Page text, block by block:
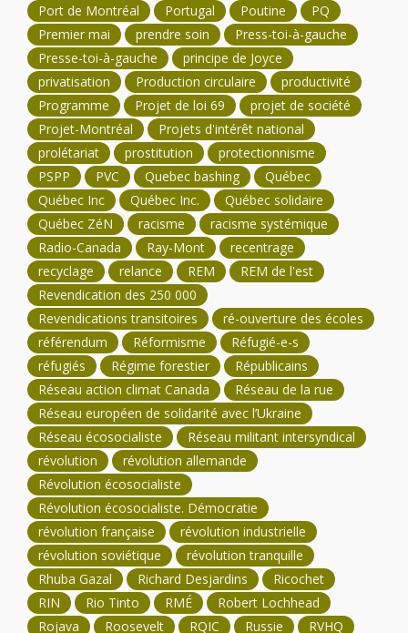
Port de Montréal
Portugal Poutine
PQ
Premier mai
prendre soin
Press-toi-à-gauche
Presse-toi-à-gauche
principe de Joyce
privatisation
Production circulaire
productivité
Programme
Projet de loi 69
projet de société
Projet-Montréal
Projets d'intérêt national
prolétariat
prostitution
protectionnisme
PSPP
PVC Quebec bashing
Québec
Québec Inc
Québec Inc.
Québec solidaire
Québec ZéN
racisme
racisme systémique
Radio-Canada
Ray-Mont
recentrage
recyclage
relance REM
REM de l'est
Revendication des 250 000
Revendications transitoires
ré-ouverture des écoles
référendum
Réformisme
Réfugié-e-s
réfugiés
Régime forestier
Républicains
Réseau action climat Canada
Réseau de la rue
Réseau européen de solidarité avec l’Ukraine
Réseau écosocialiste
Réseau militant intersyndical
révolution
révolution allemande
Révolution écosocialiste
Révolution écosocialiste. Démocratie
révolution française
révolution industrielle
révolution soviétique
révolution tranquille
Rhuba Gazal
Richard Desjardins
Ricochet
RIN
Rio Tinto RMÉ
Robert Lochhead
Rojava
Roosevelt RQIC Russie RVHQ